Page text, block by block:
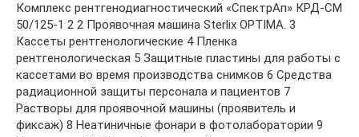
Комплекс рентгенодиагностический «СпектрАп» КРД-СМ
50/125-1 2 2 Проявочная машина Sterlix OPTIMA. 3
Кассеты рентгенологические 4 Пленка
рентгенологическая 5 Защитные пластины для работы с
кассетами во время производства снимков 6 Средства
радиационной защиты персонала и пациентов 7
Растворы для проявочной машины (проявитель и
фиксаж) 8 Неатиничные фонари в фотолаборатории 9